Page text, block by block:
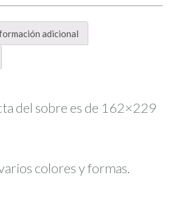
adicional
del sobre es de 162×229
colores y formas.